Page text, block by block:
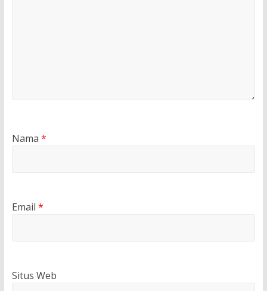
Nama *
Email *
Situs Web